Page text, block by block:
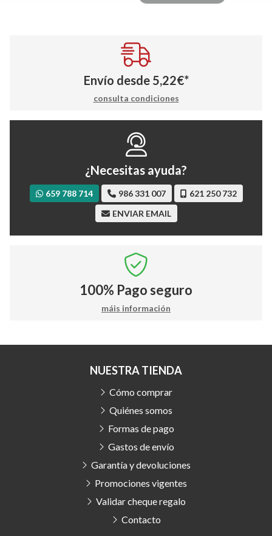
Envío desde 5,22€*
consulta condiciones
¿Necesitas ayuda?
659 788 714 986 331 007
621 250 732
ENVIAR EMAIL
100% Pago seguro
máis información
NUESTRA TIENDA
Cómo comprar
Quiénes somos
Formas de pago
Gastos de envío
Garantía y devoluciones
Promociones vigentes
Validar cheque regalo
Contacto